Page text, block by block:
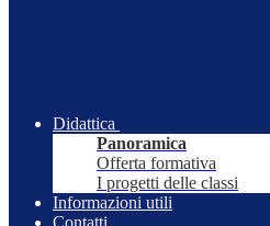
Didattica
Panoramica
Offerta formativa
I progetti delle classi
Informazioni utili